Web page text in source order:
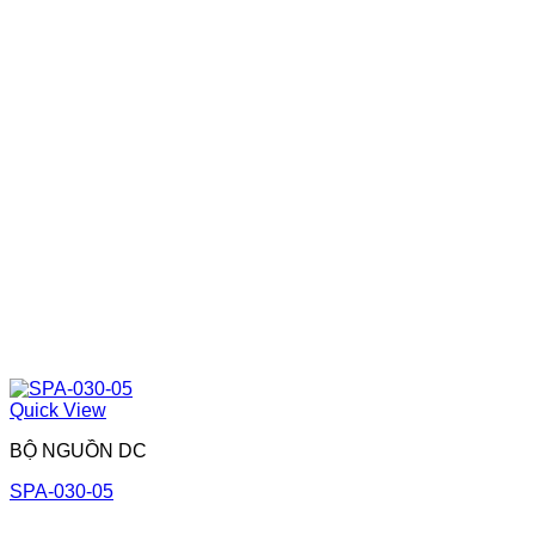
Quick View
BỘ NGUỒN DC
SPA-030-05